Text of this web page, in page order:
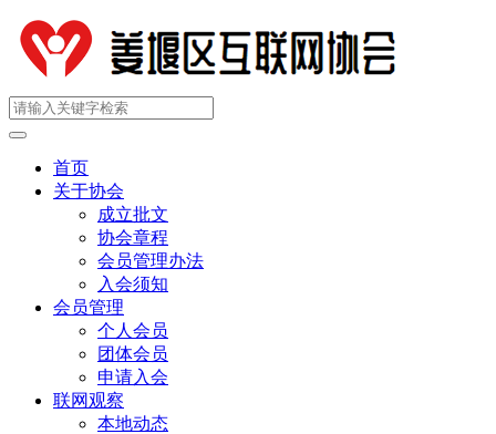
首页
关于协会
成立批文
协会章程
会员管理办法
入会须知
会员管理
个人会员
团体会员
申请入会
联网观察
本地动态